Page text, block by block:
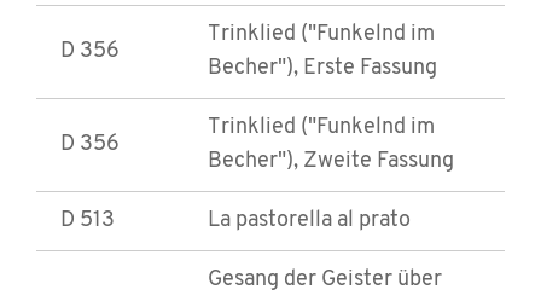
D 356
Trinklied ("Funkelnd im
Becher"), Erste Fassung
D 356
Trinklied ("Funkelnd im
Becher"), Zweite Fassung
D 513 La pastorella al prato
Gesang der Geister über